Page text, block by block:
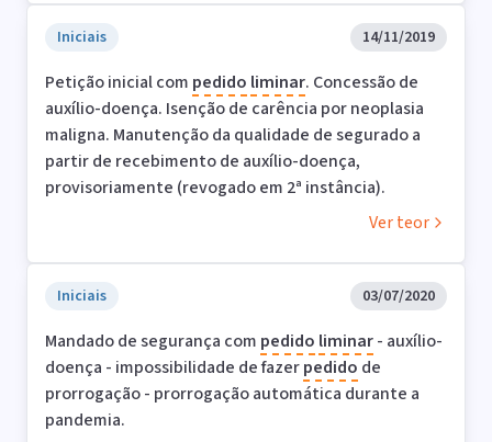
Iniciais 14/11/2019
Petição inicial com pedido liminar. Concessão de
auxílio-doença. Isenção de carência por neoplasia
maligna. Manutenção da qualidade de segurado a
partir de recebimento de auxílio-doença,
provisoriamente (revogado em 2ª instância).
Ver teor
Iniciais 03/07/2020
Mandado de segurança com pedido liminar- auxílio-
doença - impossibilidade de fazerpedido de
prorrogação - prorrogação automática durante a
pandemia.